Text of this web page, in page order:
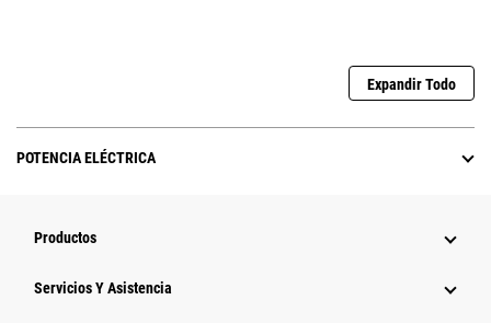
Expandir Todo
POTENCIA ELÉCTRICA
Productos
Servicios Y Asistencia